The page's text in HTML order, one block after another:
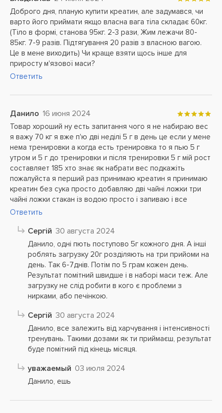
Доброго дня, планую купити креатин, але задумався, чи
варто його приймати якщо власна вага тіла складає 60кг.
(Тіло в формі, станова 95кг. 2-3 рази, Жим лежачи 80-
85кг. 7-9 разів. Підтягування 20 разів з власною вагою.
Це в мене виходить) Чи краще взяти щось інше для
приросту м'язової маси?
Ответить
Данило 16 июня 2024
Товар хороший ну есть запитання чого я не набираю вес
я важу 70 кг я вже п'ю дві неділі 5 г в день це если у мене
нема тренировки а когда есть тренировка то я пью 5 г
утром и 5 г до тренировки и після тренировки 5 г мій рост
составляет 185 хто знає як набрати вес подкажіть
пожалуйста я перший раз принимаю креатин я принимаю
креатин без сука просто добавляю дві чайні ложки три
чайні ложки стакан із водою просто і запиваю і все
Ответить
Сергій 30 августа 2024
Данило, одні пють поступово 5г кожного дня. А інші
роблять загрузку 20г розділяють на три прийоми на
день. Так 6-7днів. Потім по 5 грам кожен день.
Результат помітний швидше і в наборі маси теж. Але
загрузку не слід робити в кого є проблеми з
нирками, або печінкою.
Сергій 30 августа 2024
Данило, все залежить від харчування і інтенсивності
тренувань. Такими дозами як ти приймаєш, результат
буде помітний під кінець місяця.
уважаемый 03 июля 2024
Данило, ешь